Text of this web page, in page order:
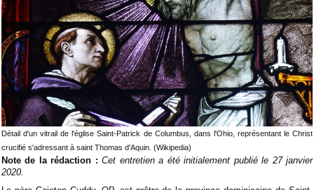
Détail d'un vitrail de l'église Saint-Patrick de Columbus, dans l'Ohio, représentant le Christ
crucifié s'adressant à saint Thomas d'Aquin. (Wikipedia)
Note de la rédaction :Cet entretien a été initialement publié le 27 janvier
2020.